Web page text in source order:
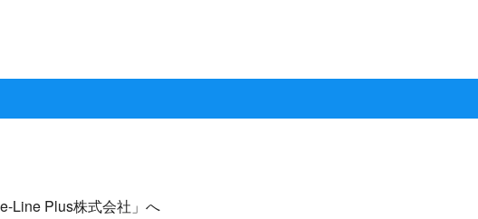
Line Plus株式会社」へ